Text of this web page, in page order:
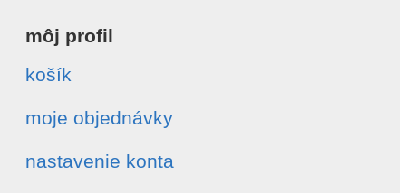
môj profil
košík
moje objednávky
nastavenie konta